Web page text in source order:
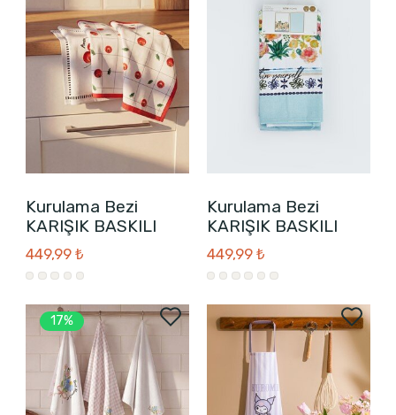
Kurulama Bezi
KARIŞIK BASKILI
449,99 ₺
Kurulama Bezi
KARIŞIK BASKILI
449,99 ₺
17%